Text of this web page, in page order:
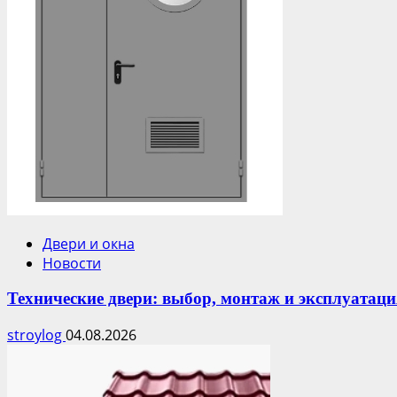
Двери и окна
Новости
Технические двери: выбор, монтаж и
stroylog04.08.2026